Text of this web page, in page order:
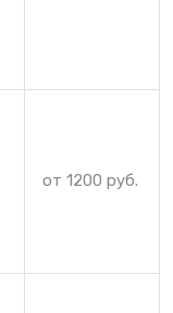
от 1200 руб.